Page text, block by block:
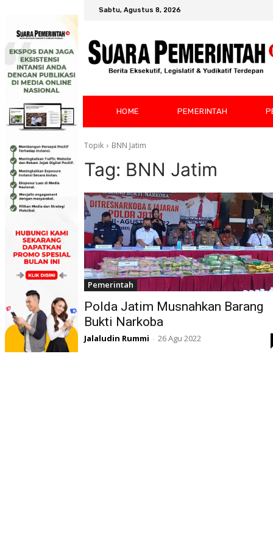
Sabtu, Agustus 8, 2026
HOME PEMERINTAH
Topik BNN Jatim
Tag: BNN Jatim
Pemerintah
Polda Jatim Musnahkan Barang
Bukti Narkoba
Jalaludin Rummi - 26 Agu 2022